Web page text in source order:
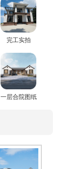
完工实拍
一层合院图纸